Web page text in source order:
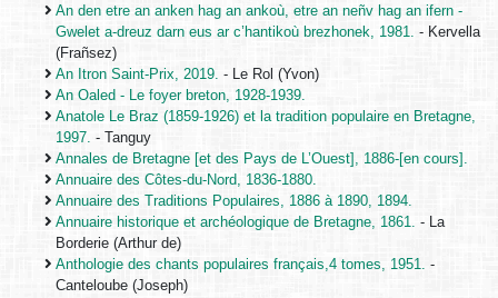
An den etre an anken hag an ankoù, etre an neñv hag an ifern -
Gwelet a-dreuz darn eus ar c’hantikoù brezhonek, 1981. - Kervella
(Frañsez)
An Itron Saint-Prix, 2019. - Le Rol (Yvon)
An Oaled - Le foyer breton, 1928-1939.
Anatole Le Braz (1859-1926) et la tradition populaire en Bretagne,
1997. - Tanguy
Annales de Bretagne [et des Pays de L’Ouest], 1886-[en cours].
Annuaire des Côtes-du-Nord, 1836-1880.
Annuaire des Traditions Populaires, 1886 à 1890, 1894.
Annuaire historique et archéologique de Bretagne, 1861. - La
Borderie (Arthur de)
Anthologie des chants populaires français,4 tomes, 1951. -
Canteloube (Joseph)